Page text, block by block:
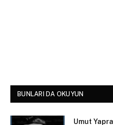
BUNLARI DA OKUYUN
Umut